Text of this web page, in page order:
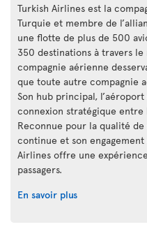
Turkish Airlines est la
Turquie et membre de
une flotte de plus de 500
350 destinations à travers
compagnie aérienne
que toute autre compagnie
Son hub principal,
connexion stratégique entre
Reconnue pour la qualité
continue et son engagement
Airlines offre une
passagers.
En savoir plus